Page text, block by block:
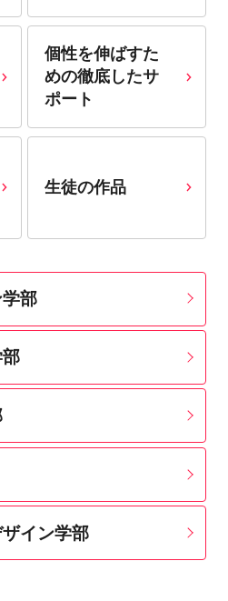
個性を伸ばすた
めの徹底したサ
ポート
生徒の作品
部
イン学部